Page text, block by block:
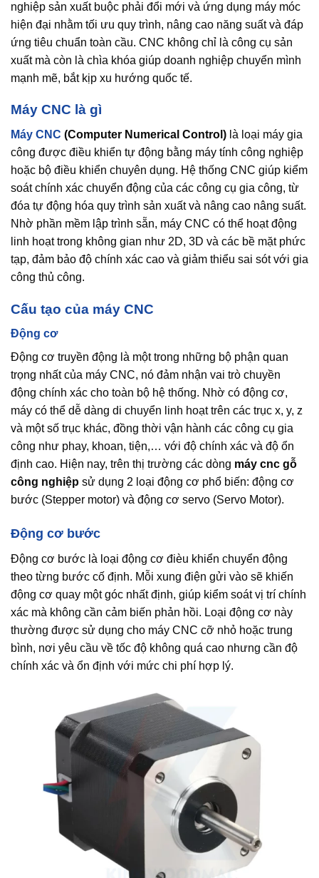
nghiệp sản xuất buộc phải đổi mới và ứng dụng máy móc
hiện đại nhằm tối ưu quy trình, nâng cao năng suất và đáp
ứng tiêu chuẩn toàn cầu. CNC không chỉ là công cụ sản
xuất mà còn là chìa khóa giúp doanh nghiệp chuyển mình
mạnh mẽ, bắt kịp xu hướng quốc tế.
Máy CNC là gì
Máy CNC (Computer Numerical Control) là loại máy gia
công được điều khiển tự động bằng máy tính công nghiệp
hoặc bộ điều khiển chuyên dụng. Hệ thống CNC giúp kiểm
soát chính xác chuyển động của các công cụ gia công, từ
đóa tự động hóa quy trình sản xuất và nâng cao nâng suất.
Nhờ phần mềm lập trình sẵn, máy CNC có thể hoạt động
linh hoạt trong không gian như 2D, 3D và các bề mặt phức
tạp, đảm bảo độ chính xác cao và giảm thiểu sai sót với gia
công thủ công.
Cấu tạo của máy CNC
Động cơ
Động cơ truyền động là một trong những bộ phận quan
trọng nhất của máy CNC, nó đảm nhận vai trò chuyền
động chính xác cho toàn bộ hệ thống. Nhờ có động cơ,
máy có thể dễ dàng di chuyển linh hoạt trên các trục x, y, z
và một số trục khác, đồng thời vận hành các công cụ gia
công như phay, khoan, tiện,… với độ chính xác và độ ổn
định cao. Hiện nay, trên thị trường các dòng máy cnc gỗ
công nghiệp sử dụng 2 loại động cơ phổ biến: động cơ
bước (Stepper motor) và động cơ servo (Servo Motor).
Động cơ bước
Động cơ bước là loại động cơ đièu khiển chuyển động
theo từng bước cố định. Mỗi xung điện gửi vào sẽ khiến
động cơ quay một góc nhất định, giúp kiểm soát vị trí chính
xác mà không cần cảm biến phản hồi. Loại động cơ này
thường được sử dụng cho máy CNC cỡ nhỏ hoặc trung
bình, nơi yêu cầu về tốc độ không quá cao nhưng cần độ
chính xác và ổn định với mức chi phí hợp lý.